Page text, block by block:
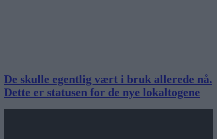
De skulle egentlig vært i bruk allerede nå.
Dette er statusen for de nye lokaltogene